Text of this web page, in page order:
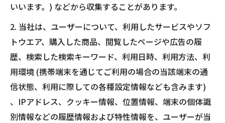
いいます。) などから収集することがあります。
2. 当社は、ユーザーについて、利用したサービスやソフ
トウエア、購入した商品、閲覧したページや広告の履
歴、検索した検索キーワード、利用日時、利用方法、利
用環境 (携帯端末を通じてご利用の場合の当該端末の通
信状態、利用に際しての各種設定情報なども含みます)
、IPアドレス、クッキー情報、位置情報、端末の個体識
別情報などの履歴情報および特性情報を、ユーザーが当